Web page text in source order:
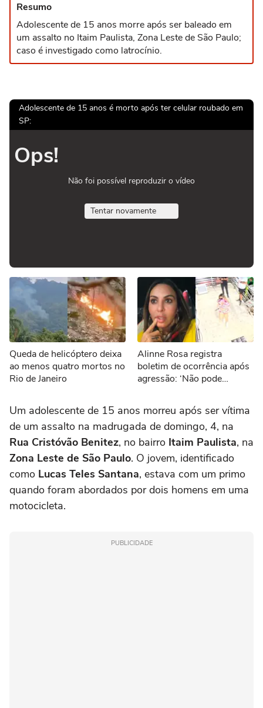
Resumo
Adolescente de 15 anos morre após ser baleado em
um assalto no Itaim Paulista, Zona Leste de São Paulo;
caso é investigado como latrocínio.
Adolescente de 15 anos é morto após ter celular roubado em
SP:
Ops!
Não foi possível reproduzir o vídeo
Tentar novamente
Queda de helicóptero deixa
ao menos quatro mortos no
Rio de Janeiro
Alinne Rosa registra
boletim de ocorrência após
agressão: ‘Não pode
Um adolescente de 15 anos morreu após ser vítima
de um assalto na madrugada de domingo, 4, na
Rua Cristóvão Benitez, no bairro Itaim Paulista, na
Zona Leste de São Paulo. O jovem, identificado
como Lucas Teles Santana, estava com um primo
quando foram abordados por dois homens em uma
motocicleta.
PUBLICIDADE